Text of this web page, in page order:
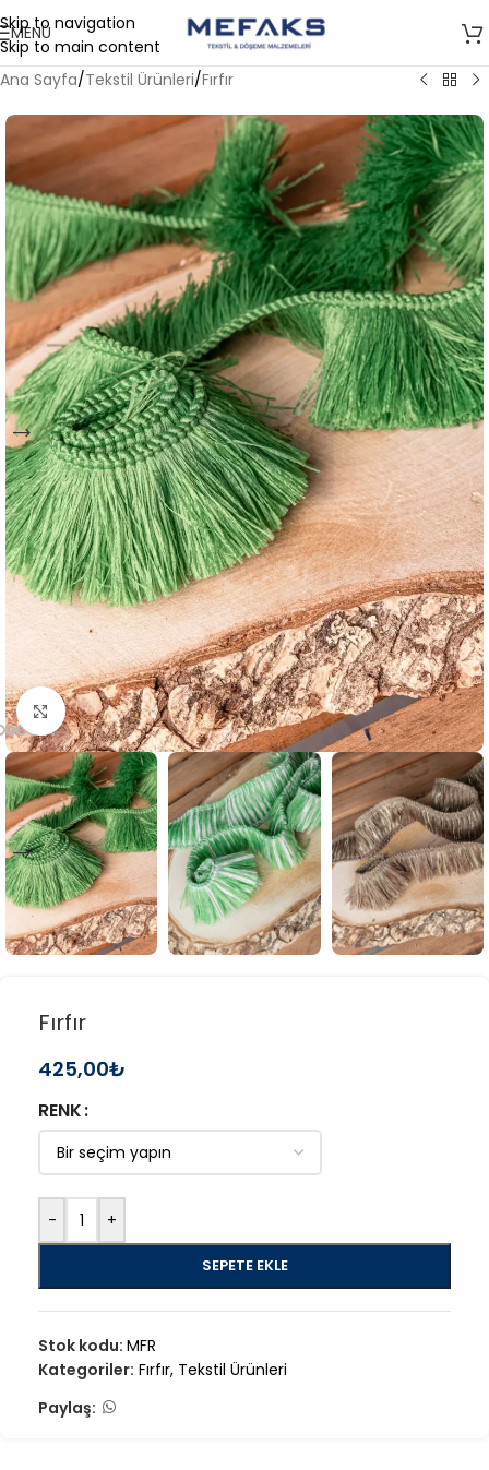
Skip to navigation
Skip to main content
MENÜ
Ana Sayfa/Tekstil Ürünleri/Fırfır
Büyütmek için tıklayın
Fırfır
425,00₺
RENK
- +
SEPETE EKLE
Stok kodu: MFR
Kategoriler: Fırfır, Tekstil Ürünleri
Paylaş: